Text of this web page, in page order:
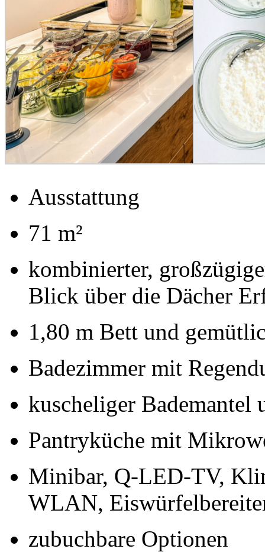
Ausstattung
71 m²
kombinierter,
Blick über die Dächer
1,80 m Bett und
Badezimmer mit
kuscheliger Bademantel
Pantryküche mit
Minibar, Q-LED-TV,
WLAN,
zubuchbare Optionen